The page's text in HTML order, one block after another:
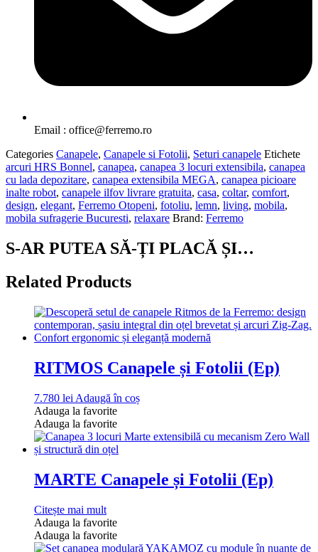
Email : office@ferremo.ro
Categories Canapele, Canapele si Fotolii, Seturi canapele Etichete
arcuri HRS Bonnel, canapea, canapea 3 locuri extensibila, canapea
cu lada depozitare, canapea extensibila MEGA, canapea picioare
inalte robot, canapele ilfov livrare gratuita, casa, coltar, comfort,
design, elegant, Ferremo Otopeni, fotoliu, lemn, living, mobila,
mobila sufragerie Bucuresti, relaxare Brand: Ferremo
S-AR PUTEA SĂ-ȚI PLACĂ ȘI…
Related Products
RITMOS Canapele și Fotolii (Ep)
7.780 lei Adaugă în coș
Adauga la favorite
Adauga la favorite
MARTE Canapele și Fotolii (Ep)
Citește mai mult
Adauga la favorite
Adauga la favorite